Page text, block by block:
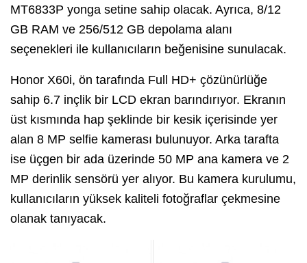
MT6833P yonga setine sahip olacak. Ayrıca, 8/12
GB RAM ve 256/512 GB depolama alanı
seçenekleri ile kullanıcıların beğenisine sunulacak.
Honor X60i, ön tarafında Full HD+ çözünürlüğe
sahip 6.7 inçlik bir LCD ekran barındırıyor. Ekranın
üst kısmında hap şeklinde bir kesik içerisinde yer
alan 8 MP selfie kamerası bulunuyor. Arka tarafta
ise üçgen bir ada üzerinde 50 MP ana kamera ve 2
MP derinlik sensörü yer alıyor. Bu kamera kurulumu,
kullanıcıların yüksek kaliteli fotoğraflar çekmesine
olanak tanıyacak.